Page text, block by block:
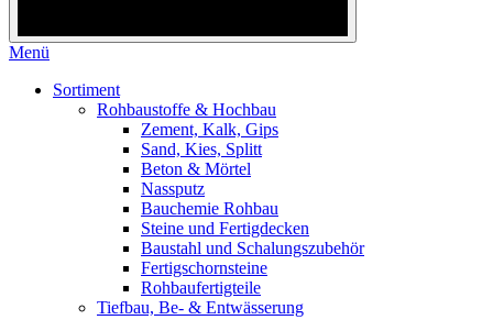
Menü
Sortiment
Rohbaustoffe & Hochbau
Zement, Kalk, Gips
Sand, Kies, Splitt
Beton & Mörtel
Nassputz
Bauchemie Rohbau
Steine und Fertigdecken
Baustahl und Schalungszubehör
Fertigschornsteine
Rohbaufertigteile
Tiefbau, Be- & Entwässerung